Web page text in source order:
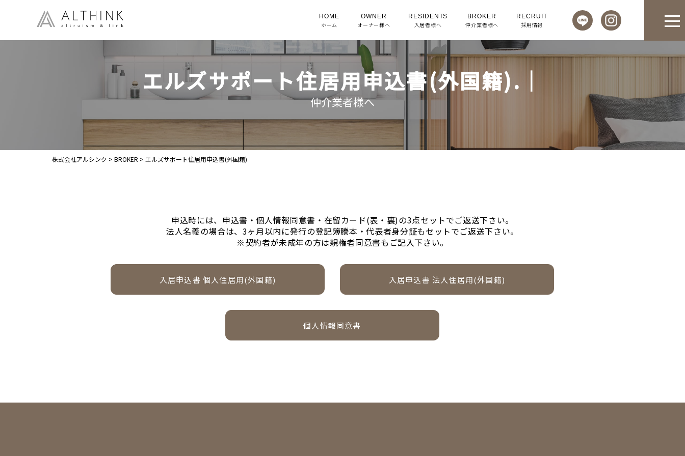
HOME
ホーム
OWNER
オーナー様へ
RESIDENTS
入居者様へ
BROKER
仲介業者様へ
RECRUIT
採用情報
エルズサポート住居用申込書(外国籍).｜
仲介業者様へ
株式会社アルシンク > BROKER > エルズサポート住居用申込書(外国籍)
申込時には、申込書・個人情報同意書・在留カード(表・裏)の3点セットでご返送下さい。
法人名義の場合は、3ヶ月以内に発行の登記簿謄本・代表者身分証もセットでご返送下さい。
※契約者が未成年の方は親権者同意書もご記入下さい。
入居申込書 個人住居用(外国籍)
ダウンロード 入居申込書 法人住居用(外国籍)
ダウンロード
個人情報同意書